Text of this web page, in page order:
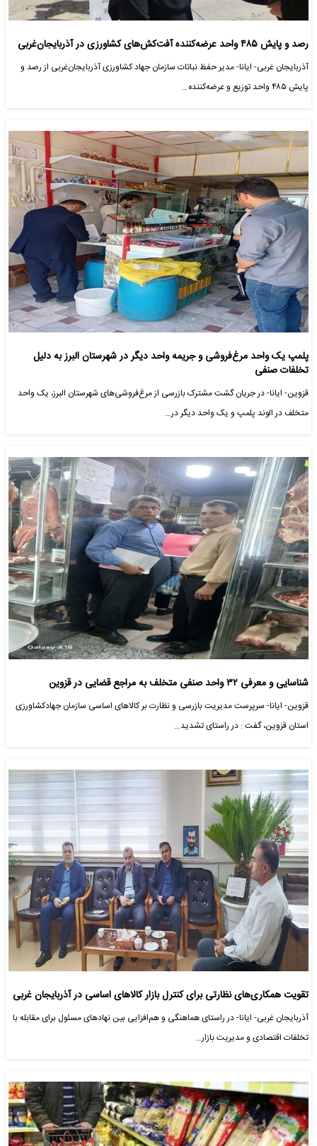
رصد و پایش ۴۸۵ واحد عرضه‌کننده آفت‌کش‌های کشاورزی در آذربایجان‌غربی
آذربایجان غربی- ایانا- مدیر حفظ نباتات سازمان جهاد کشاورزی آذربایجان‌غربی از رصد و
پایش ۴۸۵ واحد توزیع و عرضه‌کننده…
پلمپ یک واحد مرغ‌فروشی و جریمه واحد دیگر در شهرستان البرز به دلیل
تخلفات صنفی
قزوین- ایانا- در جریان گشت مشترک بازرسی از مرغ‌فروشی‌های شهرستان البرز، یک واحد
متخلف در الوند پلمپ و یک واحد دیگر در…
شناسایی و معرفی ۳۲ واحد صنفی متخلف به مراجع قضایی در قزوین
قزوین- ایانا- سرپرست مدیریت بازرسی و نظارت بر کالاهای اساسی سازمان جهادکشاورزی
استان قزوین، گفت : در راستای تشدید…
تقویت همکاری‌های نظارتی برای کنترل بازار کالاهای اساسی در آذربایجان غربی
آذربایجان غربی- ایانا- در راستای هماهنگی و هم‌افزایی بین نهادهای مسئول برای مقابله با
تخلفات اقتصادی و مدیریت بازار…